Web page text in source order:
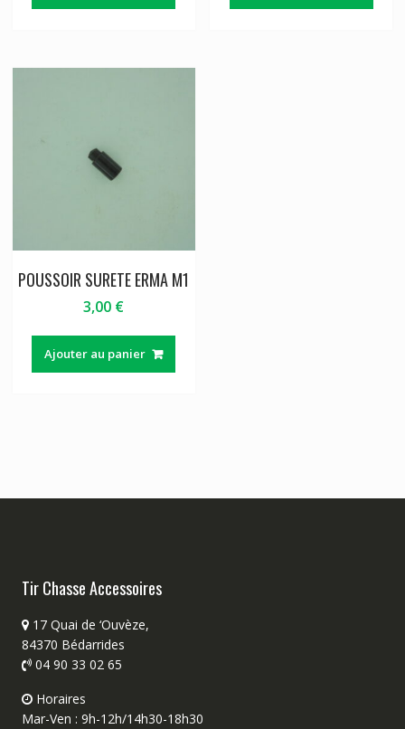
POUSSOIR SURETE ERMA M1
3,00 €
Ajouter au panier
Tir Chasse Accessoires
17 Quai de ‘Ouvèze,
84370 Bédarrides
04 90 33 02 65
Horaires
Mar-Ven : 9h-12h/14h30-18h30